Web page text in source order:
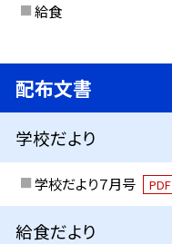
給食
配布文書
学校だより
学校だより７月号 PDF
給食だより